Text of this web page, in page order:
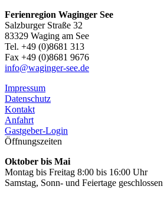
Ferienregion Waginger See
Salzburger Straße 32
83329 Waging am See
Tel. +49 (0)8681 313
Fax +49 (0)8681 9676
info@waginger-see.de
Impressum
Datenschutz
Kontakt
Anfahrt
Gastgeber-Login
Öffnungszeiten
Oktober bis Mai
Montag bis Freitag 8:00 bis 16:00 Uhr
Samstag, Sonn- und Feiertage geschlossen